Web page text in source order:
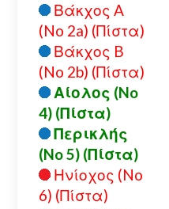
Βάκχος A
(No 2a) (Πίστα)
Βάκχος B
(No 2b) (Πίστα)
Αίολος (No
4) (Πίστα)
Περικλής
(No 5) (Πίστα)
Ηνίοχος (No
6) (Πίστα)